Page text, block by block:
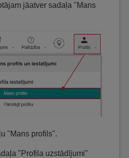
jāatver sadaļa "Mans
"Mans profils".
"Profila uzstādījumi"